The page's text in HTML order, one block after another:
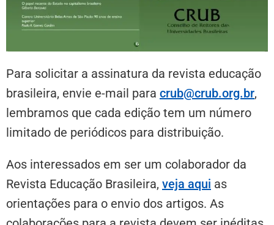
Para solicitar a assinatura da revista educação
brasileira, envie e-mail para crub@crub.org.br,
lembramos que cada edição tem um número
limitado de periódicos para distribuição.
Aos interessados em ser um colaborador da
Revista Educação Brasileira, veja aqui as
orientações para o envio dos artigos. As